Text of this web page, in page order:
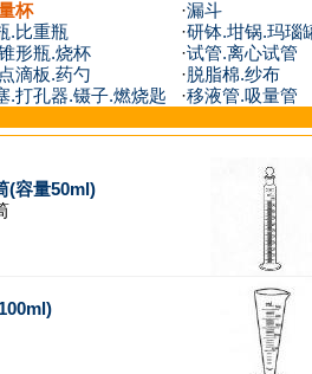
杯 ·漏斗
.比重瓶 ·研钵.坩锅.玛瑙
形瓶.烧杯 ·试管.离心试管
滴板.药勺 ·脱脂棉.纱布
.打孔器.镊子.燃烧匙 ·移液管.吸量管
(容量50ml)